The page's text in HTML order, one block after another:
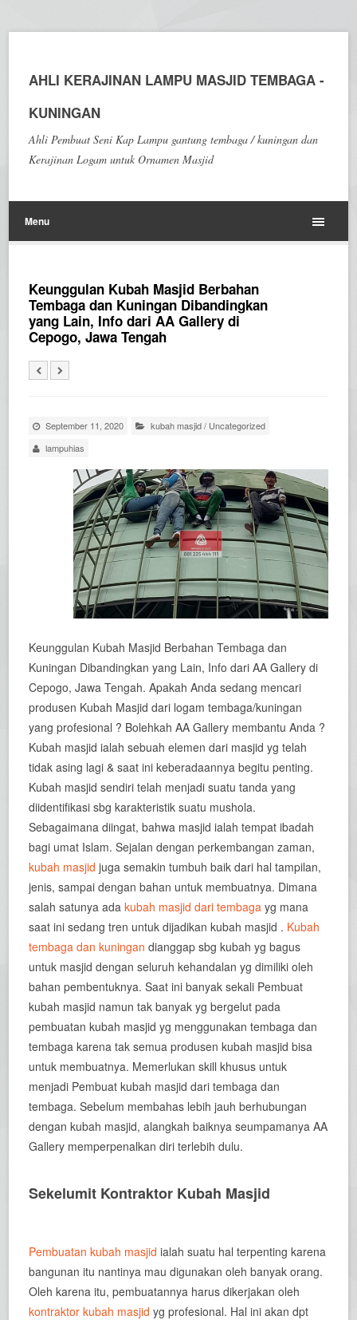
AHLI KERAJINAN LAMPU MASJID TEMBAGA -
KUNINGAN
Ahli Pembuat Seni Kap Lampu gantung tembaga / kuningan dan
Kerajinan Logam untuk Ornamen Masjid
Menu
Keunggulan Kubah Masjid Berbahan
Tembaga dan Kuningan Dibandingkan
yang Lain, Info dari AA Gallery di
Cepogo, Jawa Tengah
September 11, 2020 kubah masjid/ Uncategorized
lampuhias
Keunggulan Kubah Masjid Berbahan Tembaga dan
Kuningan Dibandingkan yang Lain, Info dari AA Gallery di
Cepogo, Jawa Tengah. Apakah Anda sedang mencari
produsen Kubah Masjid dari logam tembaga/kuningan
yang profesional ? Bolehkah AA Gallery membantu Anda ?
Kubah masjid ialah sebuah elemen dari masjid yg telah
tidak asing lagi & saat ini keberadaannya begitu penting.
Kubah masjid sendiri telah menjadi suatu tanda yang
diidentifikasi sbg karakteristik suatu mushola.
Sebagaimana diingat, bahwa masjid ialah tempat ibadah
bagi umat Islam. Sejalan dengan perkembangan zaman,
kubah masjid juga semakin tumbuh baik dari hal tampilan,
jenis, sampai dengan bahan untuk membuatnya. Dimana
salah satunya adakubah masjid dari tembaga yg mana
saat ini sedang tren untuk dijadikan kubah masjid . Kubah
tembaga dan kuningan dianggap sbg kubah yg bagus
untuk masjid dengan seluruh kehandalan yg dimiliki oleh
bahan pembentuknya. Saat ini banyak sekali Pembuat
kubah masjid namun tak banyak yg bergelut pada
pembuatan kubah masjid yg menggunakan tembaga dan
tembaga karena tak semua produsen kubah masjid bisa
untuk membuatnya. Memerlukan skill khusus untuk
menjadi Pembuat kubah masjid dari tembaga dan
tembaga. Sebelum membahas lebih jauh berhubungan
dengan kubah masjid, alangkah baiknya seumpamanya AA
Gallery memperpenalkan diri terlebih dulu.
Sekelumit Kontraktor Kubah Masjid
Pembuatan kubah masjid ialah suatu hal terpenting karena
bangunan itu nantinya mau digunakan oleh banyak orang.
Oleh karena itu, pembuatannya harus dikerjakan oleh
kontraktor kubah masjid yg profesional. Hal ini akan dpt